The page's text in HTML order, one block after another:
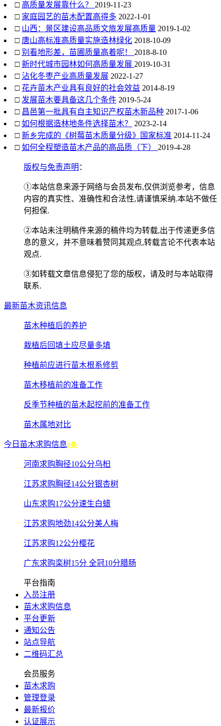
□ 高质量发展靠什么？ 2019-11-23
□ 家庭园艺的苗木配置高得多 2022-1-01
□ 山西：景区建设高品质文旅发展高质量 2019-1-02
□ 唐山高标准高质量实施造林绿化 2018-10-09
□ 别看地形差，苗圃质量高着呢！ 2018-8-10
□ 新时代城市园林如何高质量发展 2019-10-31
□ 沾化冬枣产业高质量发展 2022-1-27
□ 花卉苗木产业具有良好的社会效益 2014-8-19
□ 发展苗木要具备这几个条件 2019-5-24
□ 昌邑第一批具有自主知识产权苗木新品种 2017-1-06
□ 如何根据造林地条件选择苗木？
2023-2-14
□ 新乡完成的《树莓苗木质量分级》国家标准 2014-11-24
□ 如何全程塑造苗木产品的高品质（下） 2019-4-28
版权与免责声明 ：
①本站信息来源于网络与会员发布,仅供浏览参考，信息
内容的真实性、准确性和合法性,请谨慎采纳.本站不做任
何担保.
②本站未注明稿件来源的稿件均为转载,出于传递更多信
息的意义，并不意味着赞同其观点,转载言论不代表本站
观点.
③如转载文章信息侵犯了您的版权，请及时与本站取得
联系.
最新苗木资讯信息
苗木种植后的养护
栽植后回填土应尽量多填
种植前应进行苗木根系修剪
苗木移植前的准备工作
反季节种植的苗木起挖前的准备工作
苗木属地对比
今日苗木求购信息0条
河南求购胸径10公分乌桕
江苏求购胸径14公分银杏树
山东求购17公分速生白蜡
江苏求购地劲14公分美人梅
江苏求购12公分樱花
广东求购栾树15分 全冠10分腊肠
平台指南
入员注册
苗木求购信息
平台更新
通知公告
站点导航
二维码汇总
会员服务
苗木求购
管理登录
最新报价
认证展示